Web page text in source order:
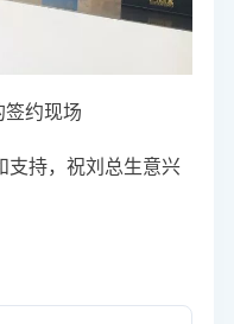
签约现场
支持，祝刘总生意兴